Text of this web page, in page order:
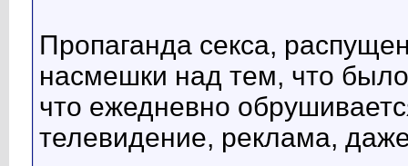
Пропаганда секса,
насмешки над тем, что
что ежедневно
телевидение, реклама,